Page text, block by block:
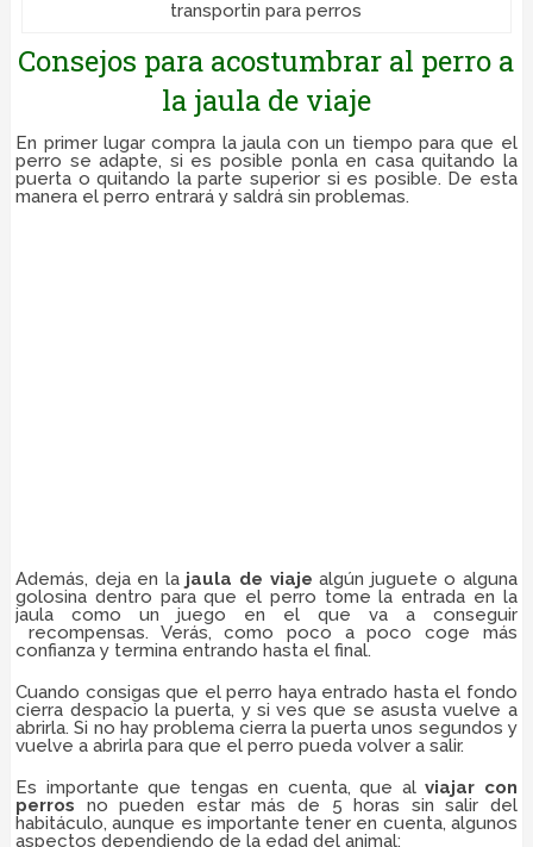
transportin para perros
Consejos para acostumbrar al perro a
la jaula de viaje
En primer lugar compra la jaula con un tiempo para que el
perro se adapte, si es posible ponla en casa quitando la
puerta o quitando la parte superior si es posible. De esta
manera el perro entrará y saldrá sin problemas.
Además, deja en lajaula de viaje algún juguete o alguna
golosina dentro para que el perro tome la entrada en la
jaula como un juego en el que va a conseguir
recompensas. Verás, como poco a poco coge más
confianza y termina entrando hasta el final.
Cuando consigas que el perro haya entrado hasta el fondo
cierra despacio la puerta, y si ves que se asusta vuelve a
abrirla. Si no hay problema cierra la puerta unos segundos y
vuelve a abrirla para que el perro pueda volver a salir.
Es importante que tengas en cuenta, que alviajar con
perros no pueden estar más de 5 horas sin salir del
habitáculo, aunque es importante tener en cuenta, algunos
aspectos dependiendo de la edad del animal: